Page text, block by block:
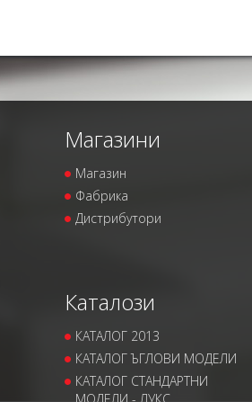
Магазини
Магазин
Фабрика
Дистрибутори
Каталози
КАТАЛОГ 2013
КАТАЛОГ ЪГЛОВИ МОДЕЛИ
КАТАЛОГ СТАНДАРТНИ